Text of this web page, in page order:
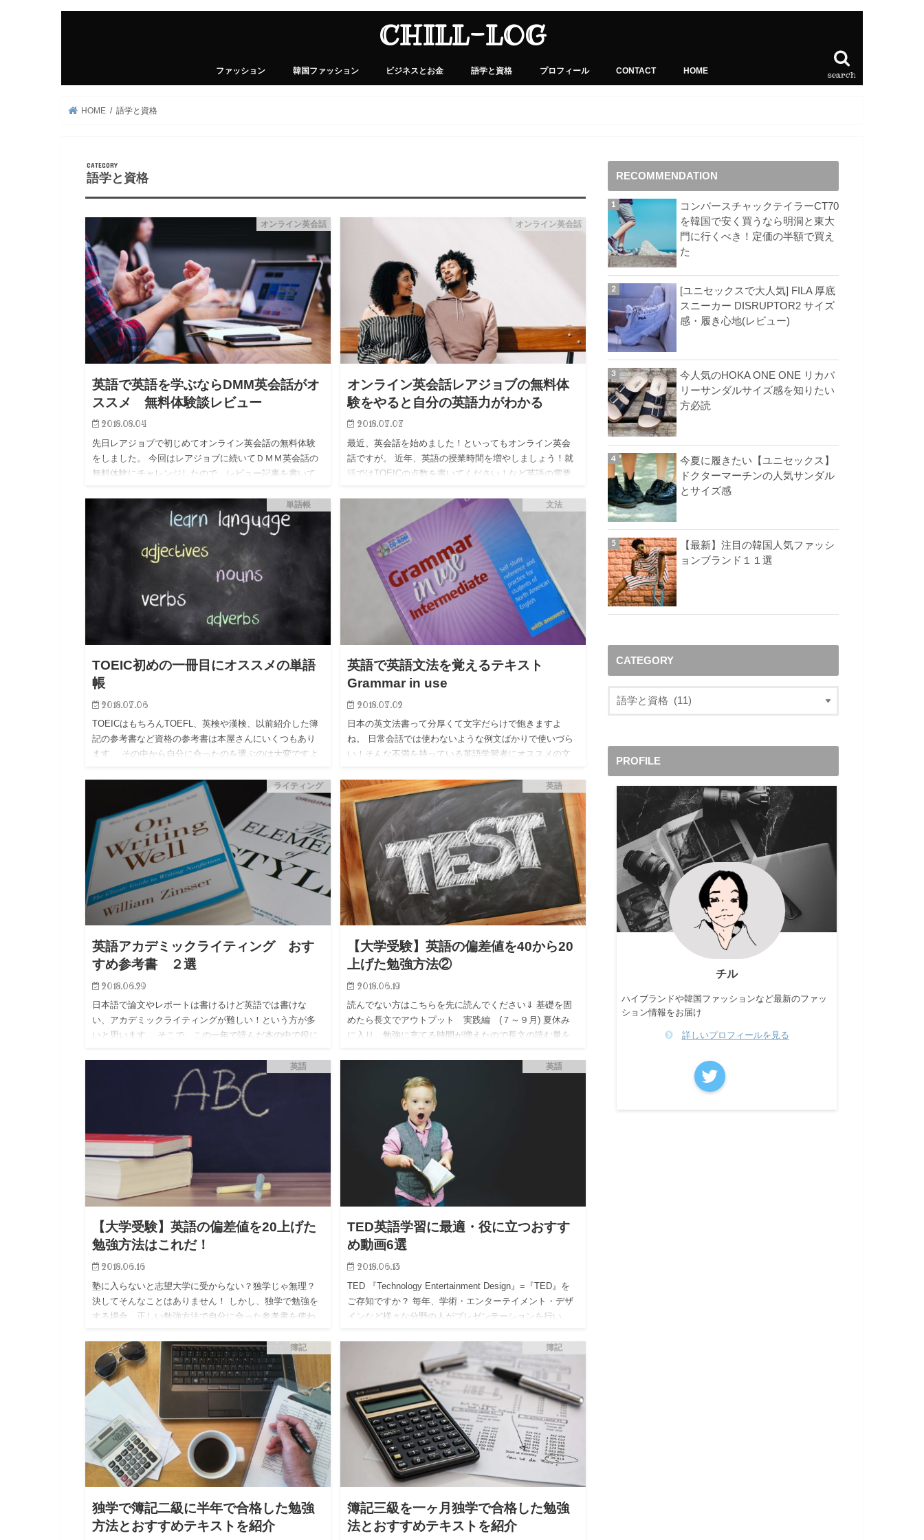
CHILL-LOG
search
ファッション 韓国ファッション ビジネスとお金 語学と資格 プロフィール CONTACT HOME
HOME 語学と資格
語学と資格
オンライン英会話
英語で英語を学ぶならDMM英会話がオ
ススメ 無料体験談レビュー
2018.08.04
先日レアジョブで初じめてオンライン英会話の無料体験
をしました。 今回はレアジョブに続いてＤＭＭ英会話の
無料体験にチャレンジしたので、レビュー記事を書いて
オンライン英会話
オンライン英会話レアジョブの無料体
験をやると自分の英語力がわかる
2018.07.07
最近、英会話を始めました！といってもオンライン英会
話ですが。 近年、英語の授業時間を増やしましょう！就
活ではTOEICの点数を書いてください！など英語の需要
単語帳
TOEIC初めの一冊目にオススメの単語
帳
2018.07.06
TOEICはもちろんTOEFL、英検や漢検、以前紹介した簿
記の参考書など資格の参考書は本屋さんにいくつもあり
ます。 その中から自分に合ったのを選ぶのは大変ですよ
文法
英語で英語文法を覚えるテキスト
Grammar in use
2018.07.02
日本の英文法書って分厚くて文字だらけで飽きますよ
ね。 日常会話では使わないような例文ばかりで使いづら
い！そんな不満を持っている英語学習者にオススメの文
ライティング
英語アカデミックライティング おす
すめ参考書 ２選
2018.06.29
日本語で論文やレポートは書けるけど英語では書けな
い、アカデミックライティングが難しい！という方が多
いと思います。 そこで、この一年で読んだ本の中で役に
英語
【大学受験】英語の偏差値を40から20
上げた勉強方法②
2018.06.19
読んでない方はこちらを先に読んでください⇓ 基礎を固
めたら長文でアウトプット 実践編 (７～９月) 夏休み
に入り、勉強に充てる時間が増えたので長文の読む量を
英語
【大学受験】英語の偏差値を20上げた
勉強方法はこれだ！
2018.06.16
塾に入らないと志望大学に受からない？独学じゃ無理？
決してそんなことはありません！ しかし、独学で勉強を
する場合、正しい勉強方法で自分に合った参考書を使わ
０から偏差値を…
英語
TED英語学習に最適・役に立つおすす
め動画6選
2018.06.13
TED 『Technology Entertainment Design』=『TED』を
ご存知ですか？ 毎年、学術・エンターテイメント・デザ
インなど様々な分野の人がプレゼンテーションを行い、
簿記
独学で簿記二級に半年で合格した勉強
方法とおすすめテキストを紹介
簿記
簿記三級を一ヶ月独学で合格した勉強
法とおすすめテキストを紹介
RECOMMENDATION
コンバースチャックテイラーCT70
を韓国で安く買うなら明洞と東大
門に行くべき！定価の半額で買え
た
[ユニセックスで大人気] FILA 厚底
スニーカー DISRUPTOR2 サイズ
感・履き心地(レビュー)
今人気のHOKA ONE ONE リカバ
リーサンダルサイズ感を知りたい
方必読
今夏に履きたい【ユニセックス】
ドクターマーチンの人気サンダル
とサイズ感
【最新】注目の韓国人気ファッシ
ョンブランド１１選
CATEGORY
PROFILE
チル
ハイブランドや韓国ファッションなど最新のファッ
ション情報をお届け
詳しいプロフィールを見る